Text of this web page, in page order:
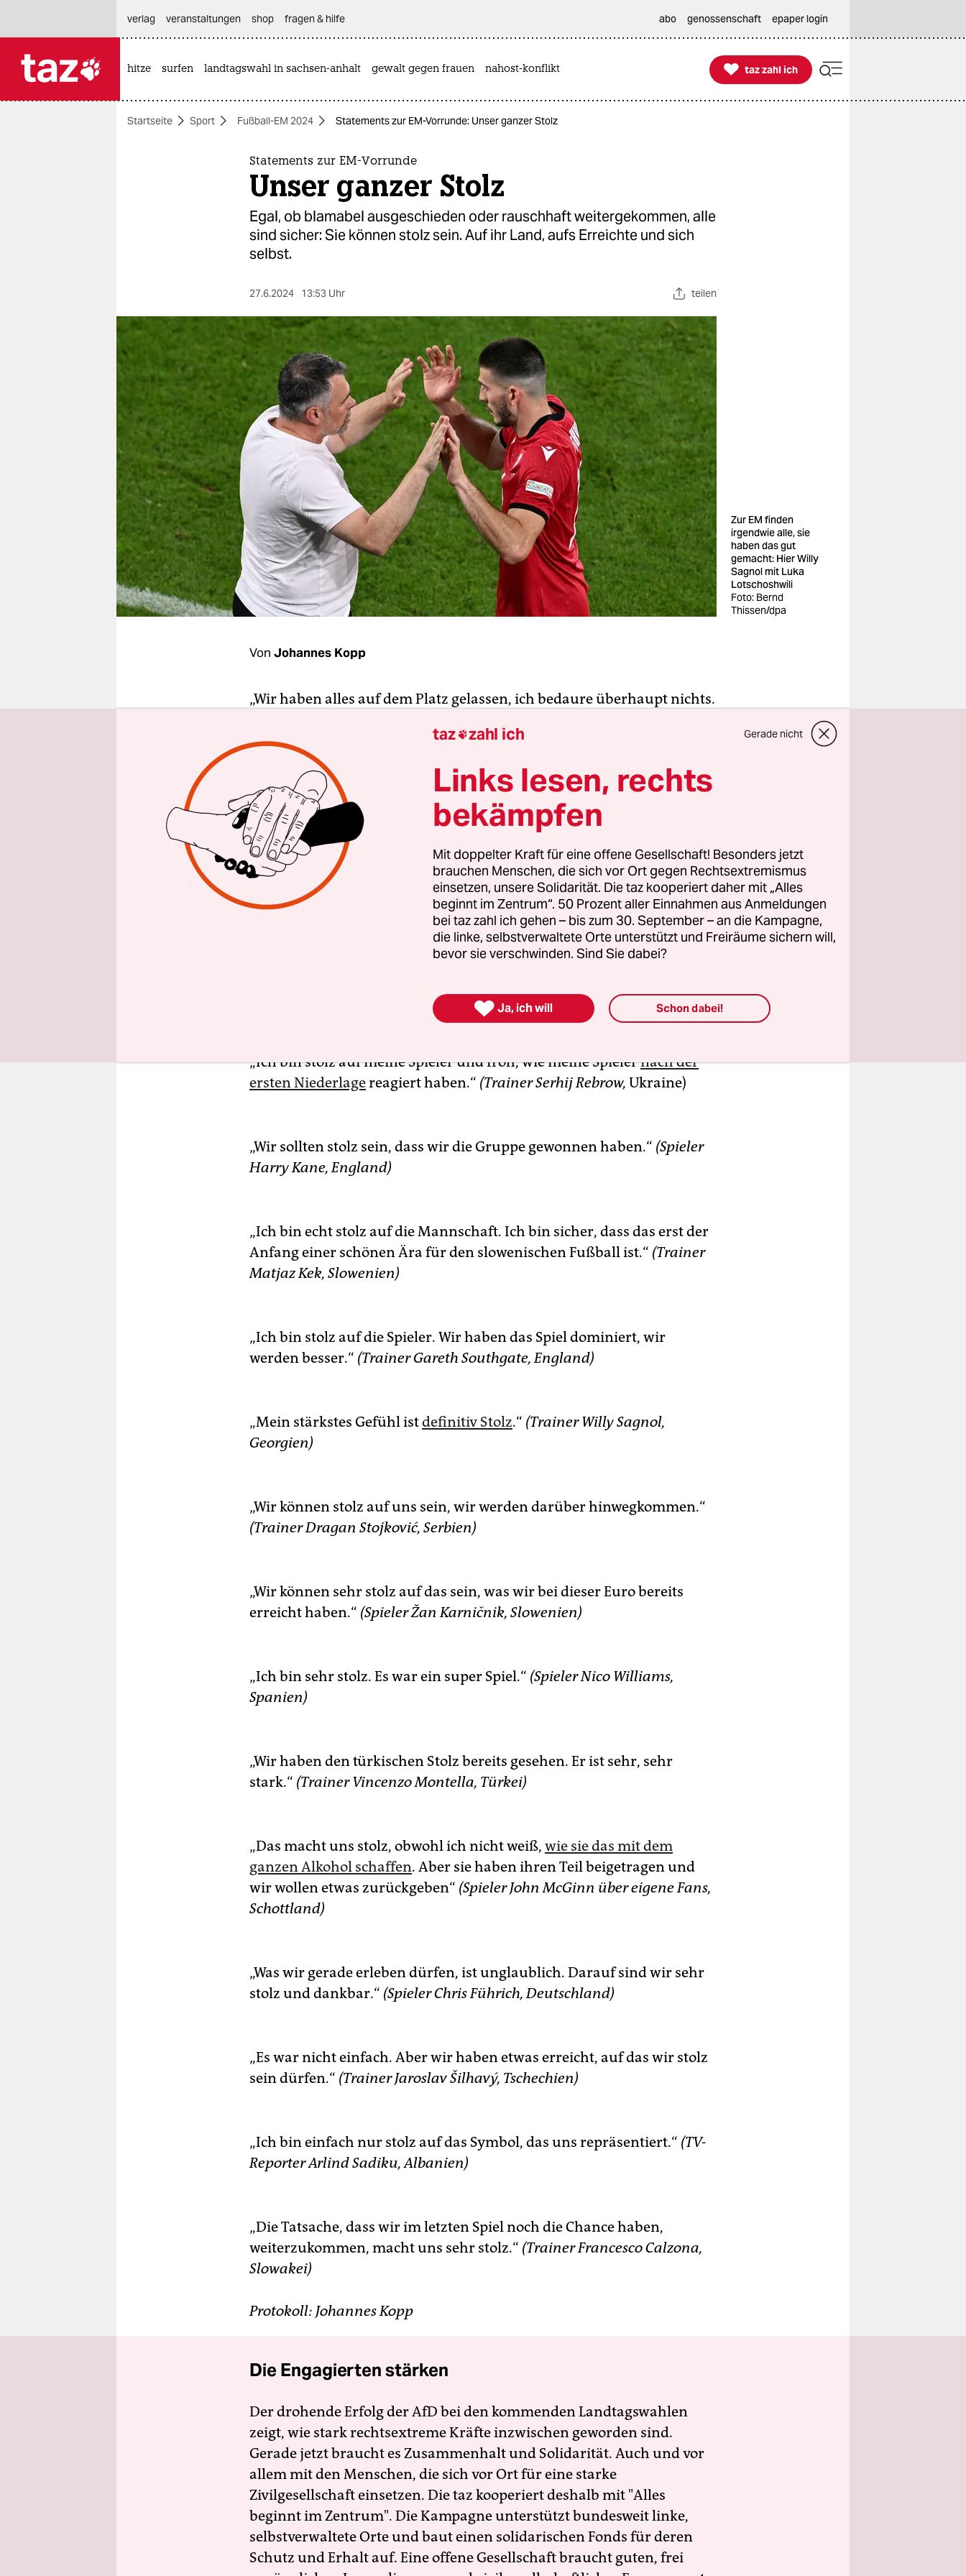
themen
berlin
nord
wahrheit
verlag
verlag
veranstaltungen
shop
fragen & hilfe
unterstützen
abo
genossenschaft
verlag
veranstaltungen shop fragen & hilfe abo genossenschaft epaper login
hitze surfen landtagswahl in sachsen-anhalt gewalt gegen frauen nahost-konflikt 
taz zahl ich
taz zahl ich
Startseite Sport Fußball-EM 2024 Statements zur EM-Vorrunde: Unser ganzer Stolz
Statements zur EM-Vorrunde
Unser ganzer Stolz
Egal, ob blamabel ausgeschieden oder rauschhaft weitergekommen, alle
sind sicher: Sie können stolz sein. Auf ihr Land, aufs Erreichte und sich
selbst.
27.6.2024 13:53 Uhr teilen
Zur EM finden
irgendwie alle, sie
haben das gut
gemacht: Hier Willy
Sagnol mit Luka
Lotschoshwili
Foto: Bernd
Thissen/dpa
Von Johannes Kopp
„Wir haben alles auf dem Platz gelassen, ich bedaure überhaupt nichts.
(Trainer Sylvinho, Albanien)
„Ich bin stolz auf meine Spieler und froh, wie meine Spielernach der
ersten Niederlagereagiert haben.“ (Trainer Serhij Rebrow, Ukraine)
„Wir sollten stolz sein, dass wir die Gruppe gewonnen haben.“ (Spieler
Harry Kane, England)
„Ich bin echt stolz auf die Mannschaft. Ich bin sicher, dass das erst der
Anfang einer schönen Ära für den slowenischen Fußball ist.“ (Trainer
Matjaz Kek, Slowenien)
„Ich bin stolz auf die Spieler. Wir haben das Spiel dominiert, wir
werden besser.“ (Trainer Gareth Southgate, England)
„Mein stärkstes Gefühl istdefinitiv Stolz.“ (Trainer Willy Sagnol,
Georgien)
„Wir können stolz auf uns sein, wir werden darüber hinwegkommen.“
(Trainer Dragan Stojković, Serbien)
„Wir können sehr stolz auf das sein, was wir bei dieser Euro bereits
erreicht haben.“ (SpielerŽan Karničnik, Slowenien)
„Ich bin sehr stolz. Es war ein super Spiel.“ (Spieler Nico Williams,
Spanien)
„Wir haben den türkischen Stolz bereits gesehen. Er ist sehr, sehr
stark.“ (Trainer Vincenzo Montella, Türkei)
„Das macht uns stolz, obwohl ich nicht weiß, wie sie das mit dem
ganzen Alkohol schaffen. Aber sie haben ihren Teil beigetragen und
wir wollen etwas zurückgeben“ (Spieler John McGinn über eigene Fans,
Schottland)
„Was wir gerade erleben dürfen, ist unglaublich. Darauf sind wir sehr
stolz und dankbar.“ (Spieler Chris Führich, Deutschland)
„Es war nicht einfach. Aber wir haben etwas erreicht, auf das wir stolz
sein dürfen.“ (Trainer Jaroslav Šilhavý, Tschechien)
„Ich bin einfach nur stolz auf das Symbol, das uns repräsentiert.“ (TV-
Reporter Arlind Sadiku, Albanien)
„Die Tatsache, dass wir im letzten Spiel noch die Chance haben,
weiterzukommen, macht uns sehr stolz.“ (Trainer Francesco Calzona,
Slowakei)
Protokoll: Johannes Kopp
Die Engagierten stärken
Der drohende Erfolg der AfD bei den kommenden Landtagswahlen
zeigt, wie stark rechtsextreme Kräfte inzwischen geworden sind.
Gerade jetzt braucht es Zusammenhalt und Solidarität. Auch und vor
allem mit den Menschen, die sich vor Ort für eine starke
Zivilgesellschaft einsetzen. Die taz kooperiert deshalb mit "Alles
beginnt im Zentrum". Die Kampagne unterstützt bundesweit linke,
selbstverwaltete Orte und baut einen solidarischen Fonds für deren
Schutz und Erhalt auf. Eine offene Gesellschaft braucht guten, frei
taz zahl ich Gerade nicht
Links lesen, rechts
bekämpfen
Mit doppelter Kraft für eine offene Gesellschaft! Besonders jetzt
brauchen Menschen, die sich vor Ort gegen Rechtsextremismus
einsetzen, unsere Solidarität. Die taz kooperiert daher mit „Alles
beginnt im Zentrum“. 50 Prozent aller Einnahmen aus Anmeldungen
bei taz zahl ich gehen – bis zum 30. September – an die Kampagne,
die linke, selbstverwaltete Orte unterstützt und Freiräume sichern will,
bevor sie verschwinden. Sind Sie dabei?
 Ja, ich will Schon dabei!